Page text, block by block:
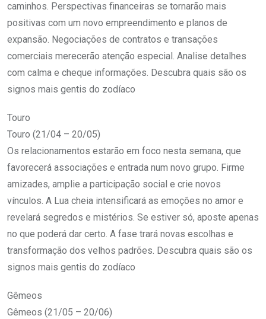
caminhos. Perspectivas financeiras se tornarão mais
positivas com um novo empreendimento e planos de
expansão. Negociações de contratos e transações
comerciais merecerão atenção especial. Analise detalhes
com calma e cheque informações. Descubra quais são os
signos mais gentis do zodíaco
Touro
Touro (21/04 – 20/05)
Os relacionamentos estarão em foco nesta semana, que
favorecerá associações e entrada num novo grupo. Firme
amizades, amplie a participação social e crie novos
vínculos. A Lua cheia intensificará as emoções no amor e
revelará segredos e mistérios. Se estiver só, aposte apenas
no que poderá dar certo. A fase trará novas escolhas e
transformação dos velhos padrões. Descubra quais são os
signos mais gentis do zodíaco
Gêmeos
Gêmeos (21/05 – 20/06)